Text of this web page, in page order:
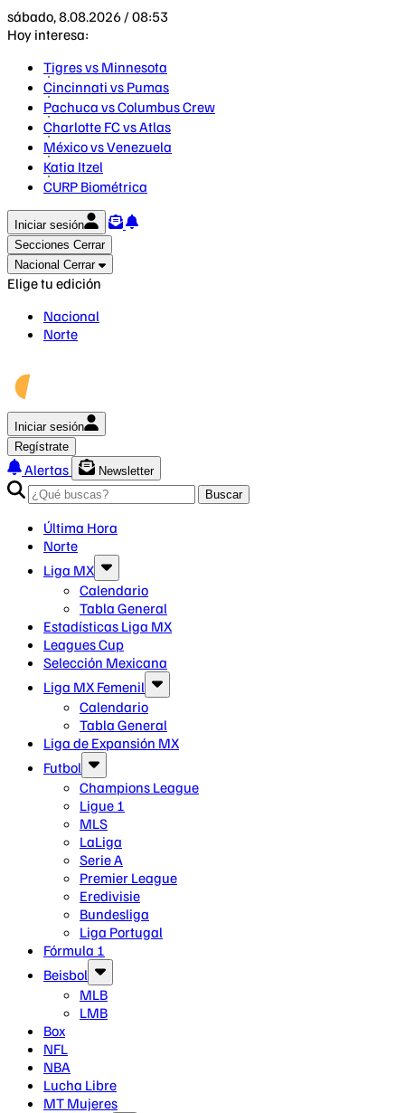
sábado, 8.08.2026 / 08:53
Hoy interesa:
Tigres vs Minnesota
Cincinnati vs Pumas
Pachuca vs Columbus Crew
Charlotte FC vs Atlas
México vs Venezuela
Katia Itzel
CURP Biométrica
Iniciar sesión
Secciones Cerrar
Nacional Cerrar
Elige tu edición
Nacional
Norte
Iniciar sesión
Regístrate
Alertas
Newsletter
Buscar
Última Hora
Norte
Liga MX
Calendario
Tabla General
Estadísticas Liga MX
Leagues Cup
Selección Mexicana
Liga MX Femenil
Calendario
Tabla General
Liga de Expansión MX
Futbol
Champions League
Ligue 1
MLS
LaLiga
Serie A
Premier League
Eredivisie
Bundesliga
Liga Portugal
Fórmula 1
Beisbol
MLB
LMB
Box
NFL
NBA
Lucha Libre
MT Mujeres